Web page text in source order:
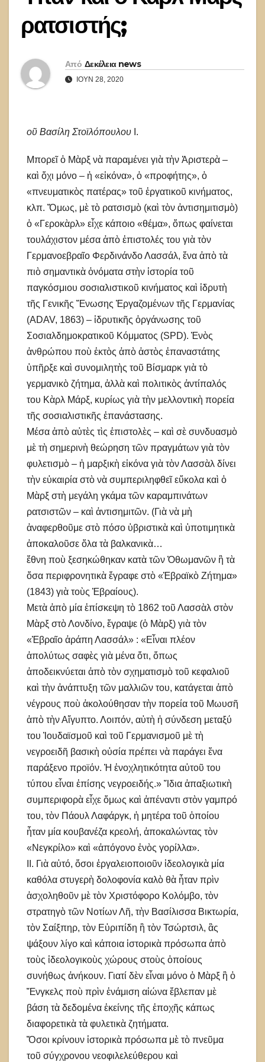
ρατσιστής;
Από Δεκέλεια news
ΙΟΎΝ 28, 2020
οῦ Βασίλη Στοϊλόπουλου Ι.
Μπορεῖ ὁ Μὰρξ νὰ παραμένει γιὰ τὴν Ἀριστερὰ –
καὶ ὄχι μόνο – ἡ «εἰκόνα», ὁ «προφήτης», ὁ
«πνευματικὸς πατέρας» τοῦ ἐργατικοῦ κινήματος,
κλπ. Ὅμως, μὲ τὸ ρατσισμὸ (καὶ τὸν ἀντισημιτισμὸ)
ὁ «Γεροκὰρλ» εἶχε κάποιο «θέμα», ὅπως φαίνεται
τουλάχιστον μέσα ἀπὸ ἐπιστολές του γιὰ τὸν
Γερμανοεβραῖο Φερδινάνδο Λασσάλ, ἕνα ἀπὸ τὰ
πιὸ σημαντικὰ ὀνόματα στὴν ἱστορία τοῦ
παγκόσμιου σοσιαλιστικοῦ κινήματος καὶ ἱδρυτὴ
τῆς Γενικῆς Ἕνωσης Ἐργαζομένων τῆς Γερμανίας
(ADAV, 1863) – ἰδρυτικῆς ὀργάνωσης τοῦ
Σοσιαλδημοκρατικοῦ Κόμματος (SPD). Ἑνὸς
ἀνθρώπου ποὺ ἐκτὸς ἀπὸ ἀστὸς ἐπαναστάτης
ὑπῆρξε καὶ συνομιλητὴς τοῦ Βίσμαρκ γιὰ τὸ
γερμανικὸ ζήτημα, ἀλλὰ καὶ πολιτικὸς ἀντίπαλός
του Κὰρλ Μάρξ, κυρίως γιὰ τὴν μελλοντικὴ πορεία
τῆς σοσιαλιστικῆς ἐπανάστασης.
Μέσα ἀπὸ αὐτὲς τὶς ἐπιστολὲς – καὶ σὲ συνδυασμὸ
μὲ τὴ σημερινὴ θεώρηση τῶν πραγμάτων γιὰ τὸν
φυλετισμὸ – ἡ μαρξικὴ εἰκόνα γιὰ τὸν Λασσὰλ δίνει
τὴν εὐκαιρία στὸ νὰ συμπεριληφθεῖ εὔκολα καὶ ὁ
Μὰρξ στὴ μεγάλη γκάμα τῶν καραμπινάτων
ρατσιστῶν – καὶ ἀντισημιτῶν. (Γιὰ νὰ μὴ
ἀναφερθοῦμε στὸ πόσο ὑβριστικὰ καὶ ὑποτιμητικὰ
ἀποκαλοῦσε ὅλα τὰ βαλκανικὰ…
ἔθνη ποὺ ξεσηκώθηκαν κατὰ τῶν Ὀθωμανῶν ἢ τὰ
ὅσα περιφρονητικὰ ἔγραφε στὸ «Ἑβραϊκὸ Ζήτημα»
(1843) γιὰ τοὺς Ἑβραίους).
Μετὰ ἀπὸ μία ἐπίσκεψη τὸ 1862 τοῦ Λασσὰλ στὸν
Μὰρξ στὸ Λονδίνο, ἔγραψε (ὁ Μὰρξ) γιὰ τὸν
«Ἑβραῖο ἀράπη Λασσάλ» : «Εἶναι πλέον
ἀπολύτως σαφὲς γιὰ μένα ὅτι, ὅπως
ἀποδεικνύεται ἀπὸ τὸν σχηματισμὸ τοῦ κεφαλιοῦ
καὶ τὴν ἀνάπτυξη τῶν μαλλιῶν του, κατάγεται ἀπὸ
νέγρους ποὺ ἀκολούθησαν τὴν πορεία τοῦ Μωυσῆ
ἀπὸ τὴν Αἴγυπτο. Λοιπόν, αὐτὴ ἡ σύνδεση μεταξύ
του Ἰουδαϊσμοῦ καὶ τοῦ Γερμανισμοῦ μὲ τὴ
νεγροειδῆ βασικὴ οὐσία πρέπει νὰ παράγει ἕνα
παράξενο προϊόν. Ἡ ἐνοχλητικότητα αὐτοῦ του
τύπου εἶναι ἐπίσης νεγροειδής.» Ἴδια ἀπαξιωτικὴ
συμπεριφορὰ εἶχε ὅμως καὶ ἀπέναντι στὸν γαμπρό
του, τὸν Πάουλ Λαφάργκ, ἡ μητέρα τοῦ ὁποίου
ἦταν μία κουβανέζα κρεολή, ἀποκαλώντας τὸν
«Νεγκρίλο» καὶ «ἀπόγονο ἑνὸς γορίλλα».
ΙΙ. Γιὰ αὐτό, ὅσοι ἐργαλειοποιοῦν ἰδεολογικὰ μία
καθόλα στυγερὴ δολοφονία καλὸ θὰ ἦταν πρὶν
ἀσχοληθοῦν μὲ τὸν Χριστόφορο Κολόμβο, τὸν
στρατηγὸ τῶν Νοτίων Λῆ, τὴν Βασίλισσα Βικτωρία,
τὸν Σαίξπηρ, τὸν Εὐριπίδη ἢ τὸν Τσώρτσιλ, ἂς
ψάξουν λίγο καὶ κάποια ἱστορικὰ πρόσωπα ἀπὸ
τοὺς ἰδεολογικοὺς χώρους στοὺς ὁποίους
συνήθως ἀνήκουν. Γιατί δὲν εἶναι μόνο ὁ Μὰρξ ἢ ὁ
Ἔνγκελς ποὺ πρὶν ἐνάμιση αἰώνα ἔβλεπαν μὲ
βάση τὰ δεδομένα ἐκείνης τῆς ἐποχῆς κάπως
διαφορετικὰ τὰ φυλετικὰ ζητήματα.
Ὅσοι κρίνουν ἱστορικὰ πρόσωπα μὲ τὸ πνεῦμα
τοῦ σύγχρονου νεοφιλελεύθερου καὶ